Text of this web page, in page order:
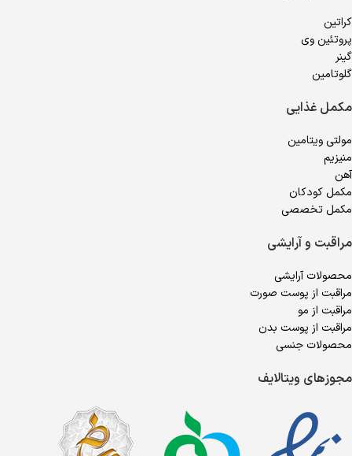
کراتین
پروتئین وی
گینر
گلوتامین
مکمل غذایی
مولتی ویتامین
منیزیم
آهن
مکمل کودکان
مکمل تخصصی
مراقبت و آرایشی
محصولات آرایشی
مراقبت از پوست صورت
مراقبت از مو
مراقبت از پوست بدن
محصولات جنسی
مجوزهای ویتالایف